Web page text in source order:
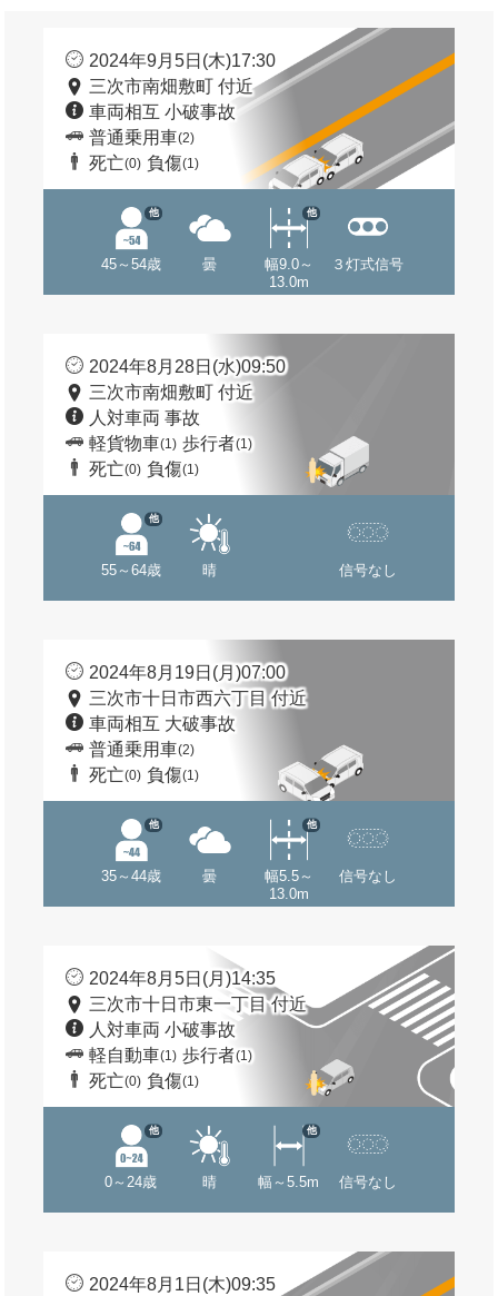
2024年9月5日(木)17:30
三次市南畑敷町 付近
車両相互 小破事故
普通乗用車(2)
死亡(0) 負傷(1)
45～54歳
他
曇
幅9.0～
13.0m
他
３灯式信号
2024年8月28日(水)09:50
三次市南畑敷町 付近
人対車両 事故
軽貨物車(1) 歩行者(1)
死亡(0) 負傷(1)
55～64歳
他
晴 信号なし
2024年8月19日(月)07:00
三次市十日市西六丁目 付近
車両相互 大破事故
普通乗用車(2)
死亡(0) 負傷(1)
35～44歳
他
曇
幅5.5～
13.0m
他
信号なし
2024年8月5日(月)14:35
三次市十日市東一丁目 付近
人対車両 小破事故
軽自動車(1) 歩行者(1)
死亡(0) 負傷(1)
0～24歳
他
晴 幅～5.5m
他
信号なし
2024年8月1日(木)09:35